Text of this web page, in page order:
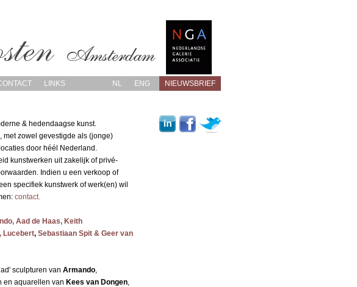
LINKS ENG
NL NIEUWSBRIEF
& hedendaagse kunst.
met zowel gevestigde als (jonge)
door héél Nederland.
kunstwerken uit zakelijk of privé-
Indien u een verkoop of
specifiek kunstwerk of werk(en) wil
contact.
Aad de Haas, Keith
, Lucebert, Sebastiaan Spit & Geer van
sculpturen van Armando,
en aquarellen van Kees van Dongen,